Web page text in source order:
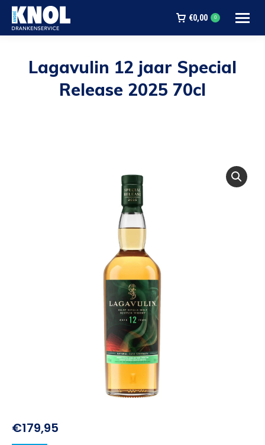
€0,00 0
Lagavulin 12 jaar Special
Release 2025 70cl
€179,95